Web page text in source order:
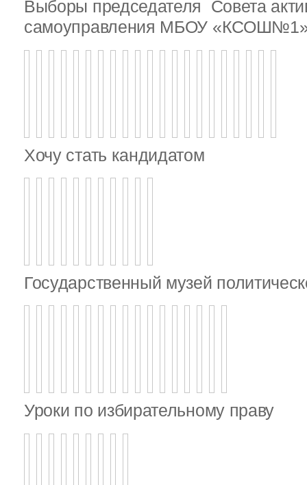
Выборы председателя Совета
самоуправления МБОУ
Хочу стать кандидатом
Государственный музей
Уроки по избирательному праву